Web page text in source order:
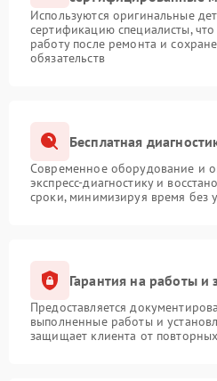
Используются оригинальные
сертификацию специалисты,
работу после ремонта и
обязательств
Бесплатная
Современное оборудование и
экспресс-диагностику и
сроки, минимизируя время без
Гарантия на работы и
Предоставляется
выполненные работы и
защищает клиента от